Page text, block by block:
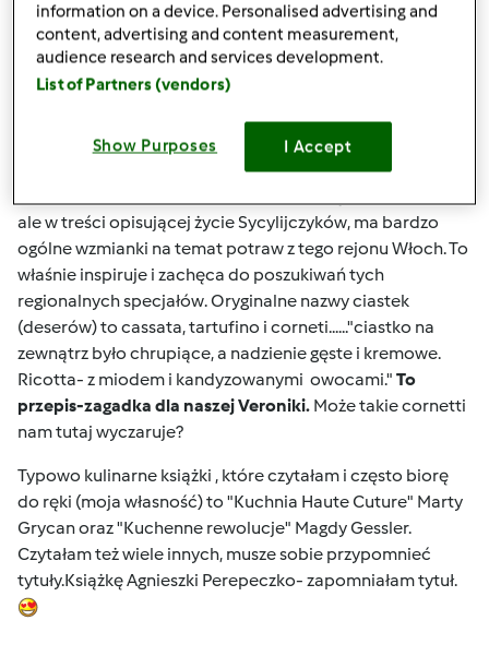
Oczywiście, Mixi.Własnie skończyłam czytać,
wspomnianą gdzieś na forum , książkę "Dom na Sycylii"
ale w treści opisującej życie Sycylijczyków, ma bardzo
ogólne wzmianki na temat potraw z tego rejonu Włoch. To
właśnie inspiruje i zachęca do poszukiwań tych
regionalnych specjałów. Oryginalne nazwy ciastek
(deserów) to cassata, tartufino i corneti......"ciastko na
zewnątrz było chrupiące, a nadzienie gęste i kremowe.
Ricotta- z miodem i kandyzowanymi owocami." To
przepis-zagadka dla naszej Veroniki. Może takie cornetti
nam tutaj wyczaruje?
Typowo kulinarne książki , które czytałam i często biorę
do ręki (moja własność) to "Kuchnia Haute Cuture" Marty
Grycan oraz "Kuchenne rewolucje" Magdy Gessler.
Czytałam też wiele innych, musze sobie przypomnieć
tytuły.Książkę Agnieszki Perepeczko- zapomniałam tytuł.
information on a device. Personalised advertising and
content, advertising and content measurement,
audience research and services development.
List of Partners (vendors)
Show Purposes I Accept